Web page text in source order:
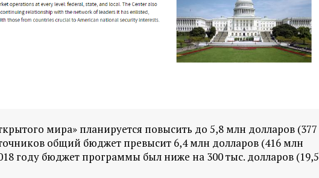
мира» планируется повысить до 5,8 млн долларов (377
общий бюджет превысит 6,4 млн долларов (416 млн
году бюджет программы был ниже на 300 тыс. долларов (19,5